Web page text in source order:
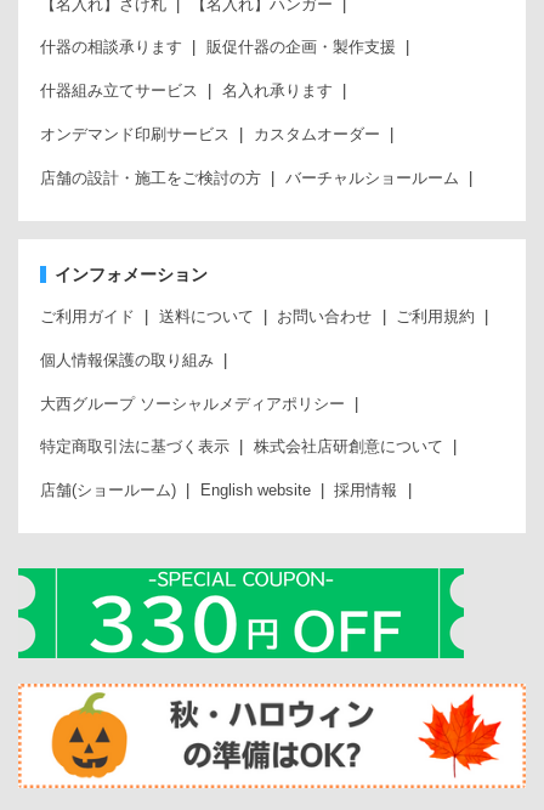
【名入れ】さげ札 【名入れ】ハンガー
什器の相談承ります 販促什器の企画・製作支援
什器組み立てサービス 名入れ承ります
オンデマンド印刷サービス カスタムオーダー
店舗の設計・施工をご検討の方 バーチャルショールーム
インフォメーション
ご利用ガイド 送料について お問い合わせ ご利用規約
個人情報保護の取り組み
大西グループ ソーシャルメディアポリシー
特定商取引法に基づく表示 株式会社店研創意について
店舗(ショールーム) English website 採用情報